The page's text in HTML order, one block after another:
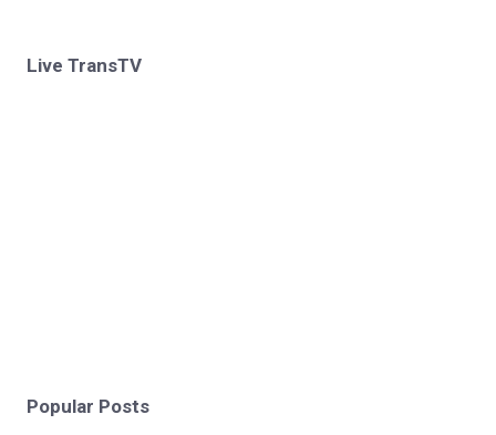
Live TransTV
Popular Posts